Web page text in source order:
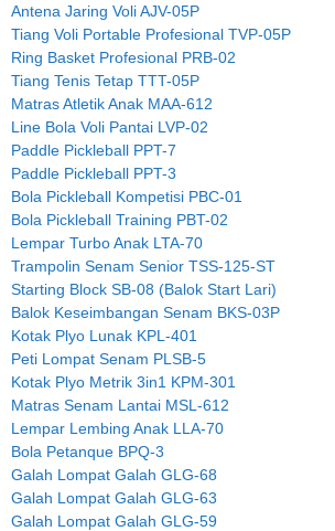
Antena Jaring Voli AJV-05P
Tiang Voli Portable Profesional TVP-05P
Ring Basket Profesional PRB-02
Tiang Tenis Tetap TTT-05P
Matras Atletik Anak MAA-612
Line Bola Voli Pantai LVP-02
Paddle Pickleball PPT-7
Paddle Pickleball PPT-3
Bola Pickleball Kompetisi PBC-01
Bola Pickleball Training PBT-02
Lempar Turbo Anak LTA-70
Trampolin Senam Senior TSS-125-ST
Starting Block SB-08 (Balok Start Lari)
Balok Keseimbangan Senam BKS-03P
Kotak Plyo Lunak KPL-401
Peti Lompat Senam PLSB-5
Kotak Plyo Metrik 3in1 KPM-301
Matras Senam Lantai MSL-612
Lempar Lembing Anak LLA-70
Bola Petanque BPQ-3
Galah Lompat Galah GLG-68
Galah Lompat Galah GLG-63
Galah Lompat Galah GLG-59